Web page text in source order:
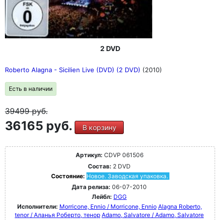
2 DVD
Roberto Alagna - Sicilien Live (DVD) (2 DVD) (2010)
Есть в наличии
39499руб.
36165 руб. В корзину
Артикул: CDVP 061506
Состав: 2 DVD
Состояние: Новое. Заводская упаковка.
Дата релиза: 06-07-2010
Лейбл: DGG
Исполнители: Morricone, Ennio / Morricone, Ennio Alagna Roberto,
tenor / Аланья Роберто, тенор Adamo, Salvatore / Adamo, Salvatore